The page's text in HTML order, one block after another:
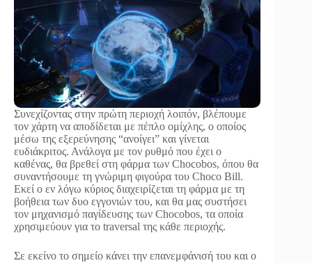
Συνεχίζοντας στην πρώτη περιοχή λοιπόν, βλέπουμε
τον χάρτη να αποδίδεται με πέπλο ομίχλης, ο οποίος
μέσω της εξερεύνησης “ανοίγει” και γίνεται
ευδιάκριτος. Ανάλογα με τον ρυθμό που έχει ο
καθένας, θα βρεθεί στη φάρμα των Chocobos, όπου θα
συναντήσουμε τη γνώριμη φιγούρα του Choco Bill.
Εκεί ο εν λόγω κύριος διαχειρίζεται τη φάρμα με τη
βοήθεια των δυο εγγονιών του, και θα μας συστήσει
τον μηχανισμό παγίδευσης των Chocobos, τα οποία
χρησιμεύουν για το traversal της κάθε περιοχής.
Σε εκείνο το σημείο κάνει την επανεμφάνισή του και ο